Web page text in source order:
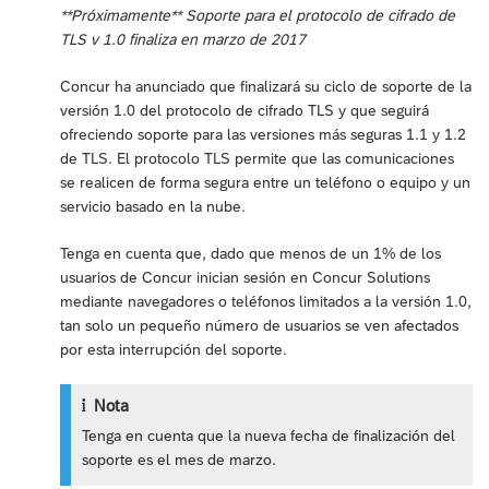
**Próximamente** Soporte para el protocolo de cifrado de
TLS v 1.0 finaliza en marzo de 2017
Concur ha anunciado que finalizará su ciclo de soporte de la
versión 1.0 del protocolo de cifrado TLS y que seguirá
ofreciendo soporte para las versiones más seguras 1.1 y 1.2
de TLS. El protocolo TLS permite que las comunicaciones
se realicen de forma segura entre un teléfono o equipo y un
servicio basado en la nube.
Tenga en cuenta que, dado que menos de un 1% de los
usuarios de Concur inician sesión en Concur Solutions
mediante navegadores o teléfonos limitados a la versión 1.0,
tan solo un pequeño número de usuarios se ven afectados
por esta interrupción del soporte.
Nota
Tenga en cuenta que la nueva fecha de finalización del
soporte es el mes de marzo.